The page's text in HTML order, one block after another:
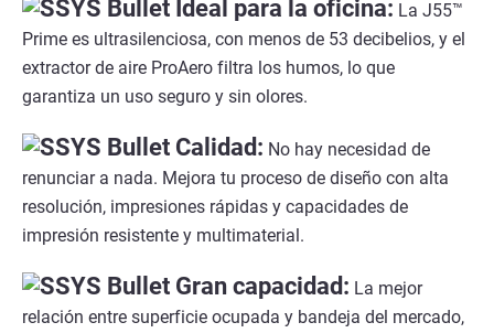
Ideal para la oficina: La J55™
Prime es ultrasilenciosa, con menos de 53 decibelios, y el
extractor de aire ProAero filtra los humos, lo que
garantiza un uso seguro y sin olores.
Calidad: No hay necesidad de
renunciar a nada. Mejora tu proceso de diseño con alta
resolución, impresiones rápidas y capacidades de
impresión resistente y multimaterial.
Gran capacidad: La mejor
relación entre superficie ocupada y bandeja del mercado,